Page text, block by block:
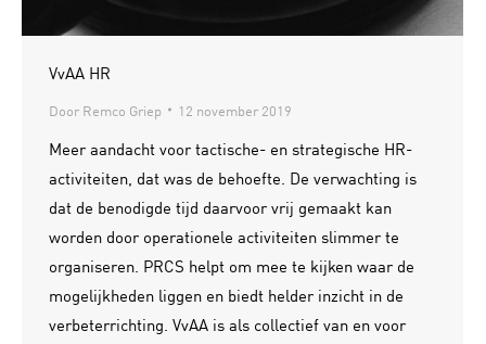
VvAA HR
Door Remco Griep 12 november 2019
Meer aandacht voor tactische- en strategische HR-
activiteiten, dat was de behoefte. De verwachting is
dat de benodigde tijd daarvoor vrij gemaakt kan
worden door operationele activiteiten slimmer te
organiseren. PRCS helpt om mee te kijken waar de
mogelijkheden liggen en biedt helder inzicht in de
verbeterrichting. VvAA is als collectief van en voor